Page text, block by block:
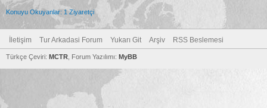
Konuyu Okuyanlar: 1 Ziyaretçi
İletişim Tur Arkadasi Forum Yukarı Git Arşiv RSS Beslemesi
Türkçe Çeviri: MCTR , Forum Yazılımı: MyBB